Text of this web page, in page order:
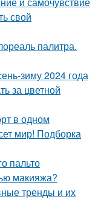
свой
палитра.
зиму 2024 года
за цветной
в одном
мир! Подборка
пальто
макияжа?
тренды и их